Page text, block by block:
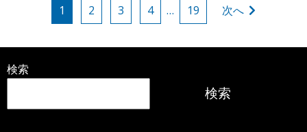
の
ペ
ジ
1 2 3 4 … 19 次へ
検索
検索